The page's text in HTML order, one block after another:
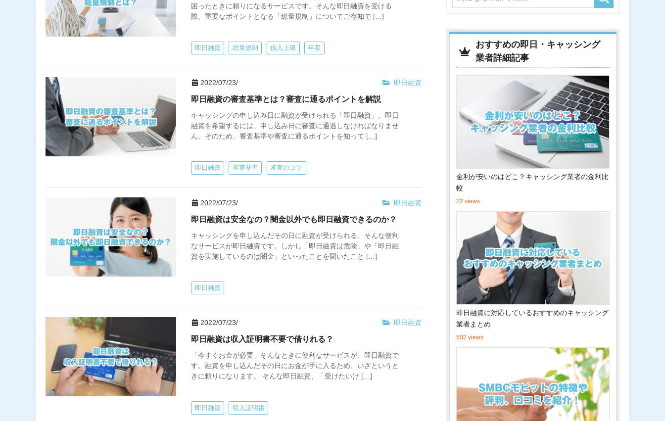
困ったときに頼りになるサービスです。そんな即日融資を受ける
際、重要なポイントとなる「総量規制」についてご存知で […]
即日融資 総量規制 借入上限 年収
即日融資
2022/07/23/
即日融資の審査基準とは？審査に通るポイントを解説
キャッシングの申し込み日に融資が受けられる「即日融資」。即日
融資を希望するには、申し込み日に審査に通過しなければなりませ
ん。そのため、審査基準や審査に通るポイントを知って […]
即日融資 審査基準 審査のコツ
即日融資
2022/07/23/
即日融資は安全なの？闇金以外でも即日融資できるのか？
キャッシングを申し込んだその日に融資が受けられる、そんな便利
なサービスが即日融資です。しかし「即日融資は危険」や「即日融
資を実施しているのは闇金」といったことを聞いたこと […]
即日融資
即日融資
2022/07/23/
即日融資は収入証明書不要で借りれる？
「今すぐお金が必要」そんなときに便利なサービスが、即日融資で
す。融資を申し込んだその日にお金が手に入るため、いざというと
きに頼りになります。 そんな即日融資、「受けたいけ […]
即日融資 収入証明書
おすすめの即日・キャッシング
業者詳細記事
金利が安いのはどこ？キャッシング業者の金利比
較
22 views
即日融資に対応しているおすすめのキャッシング
業者まとめ
502 views